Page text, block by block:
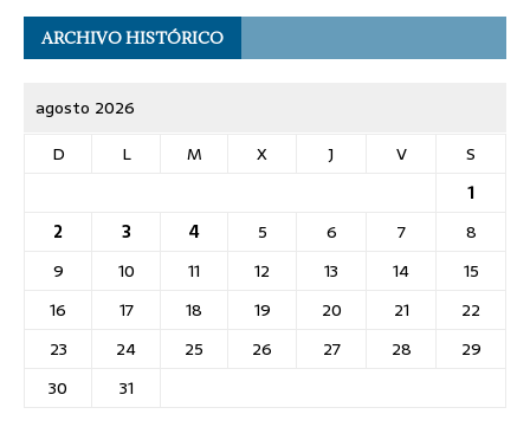
ARCHIVO HISTÓRICO
agosto 2026
D
L M X J V
S
1
2
3 4 5 6 7
8
9
10 11 12 13 14
15
16
17 18 19 20 21
22
23
24 25 26 27 28
29
30
31